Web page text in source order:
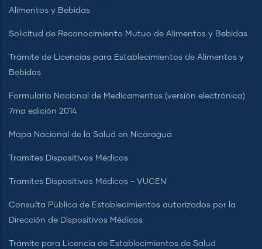
Alimentos y Bebidas
Solicitud de Reconocimiento Mutuo de Alimentos y Bebidas
Trámite de Licencias para Establecimientos de Alimentos y
Bebidas
Formulario Nacional de Medicamentos (versión electrónica)
7ma edición 2014
Mapa Nacional de la Salud en Nicaragua
Tramites Dispositivos Médicos
Tramites Dispositivos Médicos - VUCEN
Consulta Pública de Establecimientos autorizados por la
Dirección de Dispositivos Médicos
Trámite para Licencia de Establecimientos de Salud